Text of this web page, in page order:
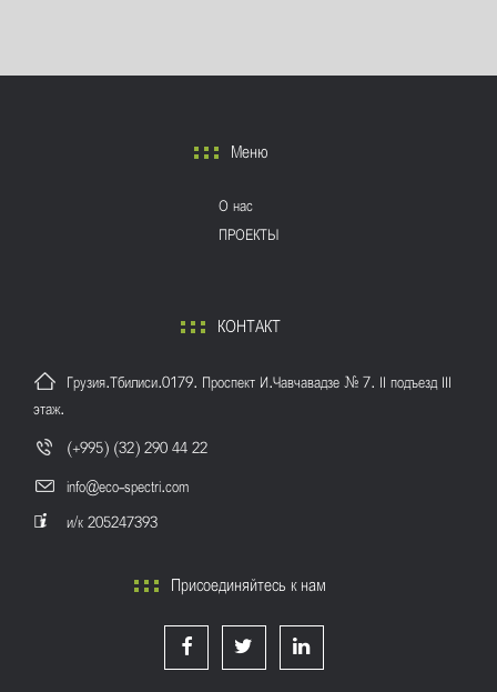
Меню
O нас
ПРОЕКТЫ
КОНТАКТ
Грузия.Тбилиси.0179. Проспект И.Чавчавадзе № 7. II подъезд III
этаж.
(+995) (32) 290 44 22
info@eco-spectri.com
и/к 205247393
Присоединяйтесь к нам